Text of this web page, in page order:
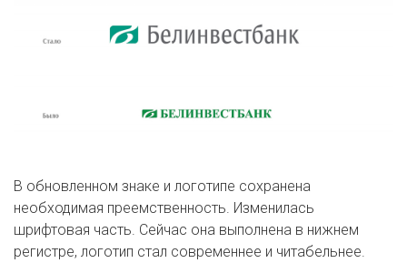
В обновленном знаке и логотипе сохранена
необходимая преемственность. Изменилась
шрифтовая часть. Сейчас она выполнена в нижнем
регистре, логотип стал современнее и читабельнее.